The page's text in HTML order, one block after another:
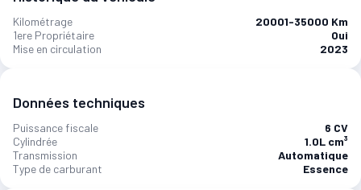
Kilométrage
20001-35000 Km
1ere Propriétaire
Oui
Mise en circulation
2023
Données techniques
Puissance fiscale
6 CV
Cylindrée
1.0L cm³
Transmission
Automatique
Type de carburant
Essence